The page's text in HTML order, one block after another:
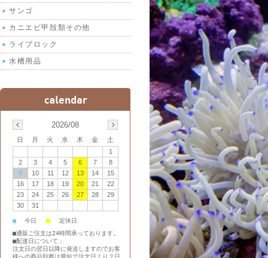
サンゴ
カニエビ甲殻類その他
ライブロック
水槽用品
2026/08
日 月 火 水 木 金
土
1
2
3 4 5 6 7
8
9
10 11 12 13 14
15
16
17 18 19 20 21
22
23
24 25 26 27 28
29
30
31
■ 今日 ■
定休日
■通販ご注文は24時間承っております。
■配達日について：
注文日の翌日以降に発送しますのでお客
様への商品到着は最短で注文日より２日